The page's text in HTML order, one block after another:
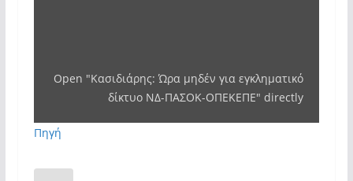
Open "Κασιδιάρης: Ώρα μηδέν για εγκληματικό
δίκτυο ΝΔ-ΠΑΣΟΚ-ΟΠΕΚΕΠΕ" directly
Πηγή